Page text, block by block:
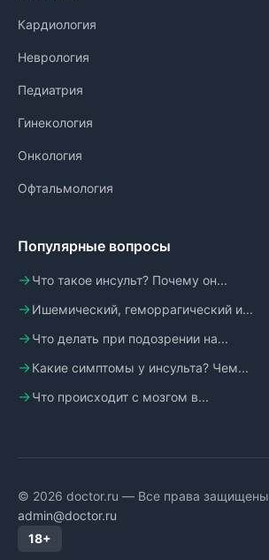
Кардиология
Неврология
Педиатрия
Гинекология
Онкология
Офтальмология
Популярные вопросы
Что такое инсульт? Почему он...
Ишемический, геморрагический и...
Что делать при подозрении на...
Какие симптомы у инсульта? Чем...
Что происходит с мозгом в...
© 2026 doctor.ru — Все права защищены
admin@doctor.ru
18+